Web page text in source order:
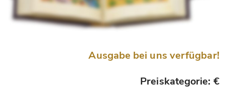
Ausgabe bei uns verfügbar!
Preiskategorie: €